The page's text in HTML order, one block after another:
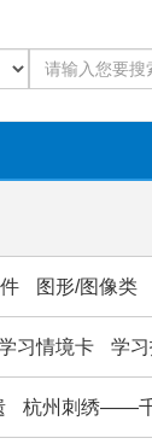
图形/图像类
习情境卡 学
杭州刺绣——千针